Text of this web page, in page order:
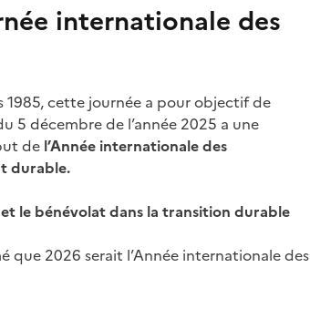
internationale des
1985, cette journée a pour objectif de
5 décembre de l’année 2025 a une
de l’Année internationale des
durable.
le bénévolat dans la transition durable
que 2026 serait l’Année internationale des